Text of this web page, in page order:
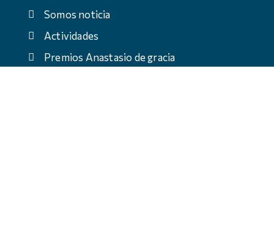
Somos noticia
Actividades
Premios Anastasio de gracia